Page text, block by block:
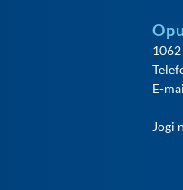
E-
Jogi